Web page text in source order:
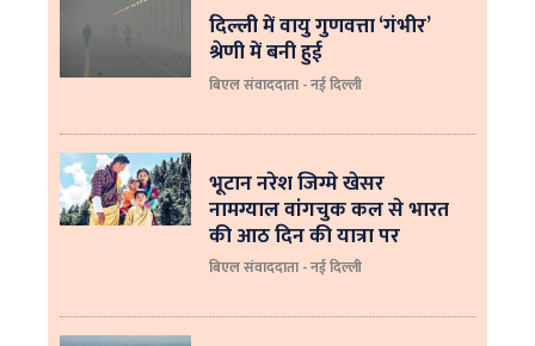
दिल्ली में वायु गुणवत्ता ‘गंभीर’
श्रेणी में बनी हुई
बिएल संवाददाता - नई दिल्ली
भूटान नरेश जिग्मे खेसर
नामग्याल वांगचुक कल से भारत
की आठ दिन की यात्रा पर
बिएल संवाददाता - नई दिल्ली